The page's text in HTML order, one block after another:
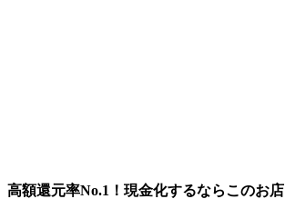
高額還元率No.1！現金化するならこのお店